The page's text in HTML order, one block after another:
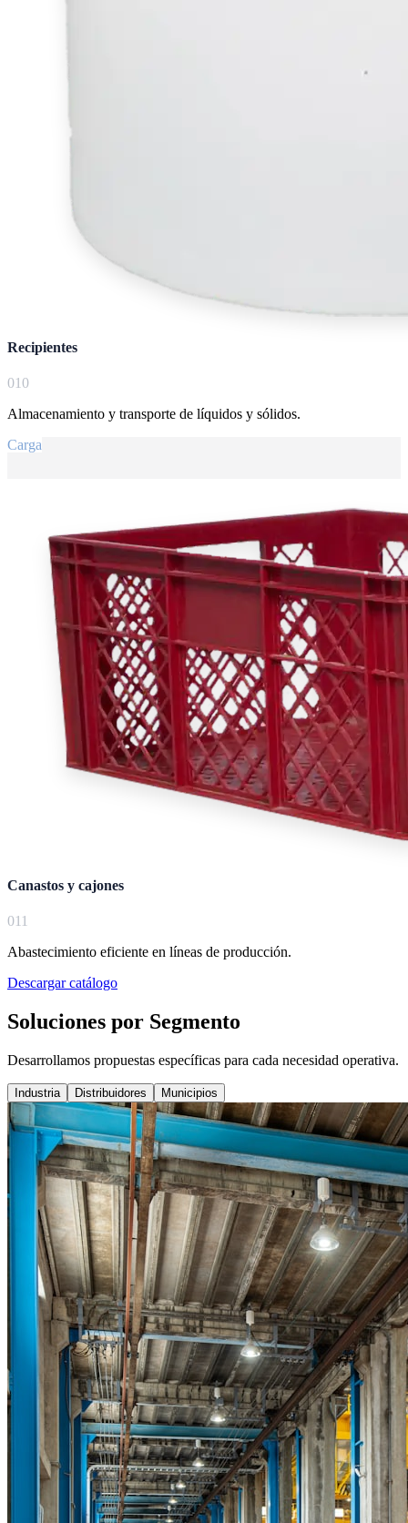
Recipientes
010
Almacenamiento y transporte de líquidos y sólidos.
Carga
Canastos y cajones
011
Abastecimiento eficiente en líneas de producción.
Descargar catálogo
Soluciones por Segmento
Desarrollamos propuestas específicas para cada necesidad operativa.
Industria Distribuidores Municipios